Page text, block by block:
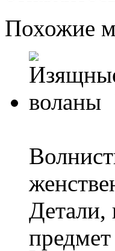
Похожие
Детали,